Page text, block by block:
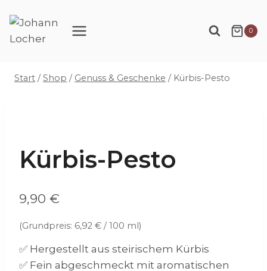
Inhalt
springen
0
Start / Shop / Genuss & Geschenke / Kürbis-Pesto
Kürbis-Pesto
9,90 €
(Grundpreis: 6,92 € /100 ml)
✅ Hergestellt aus steirischem Kürbis
✅ Fein abgeschmeckt mit aromatischen